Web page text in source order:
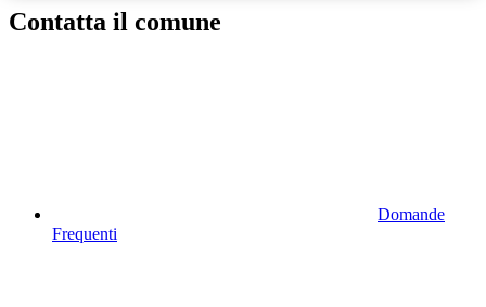
Contatta il comune
Domande
Frequenti